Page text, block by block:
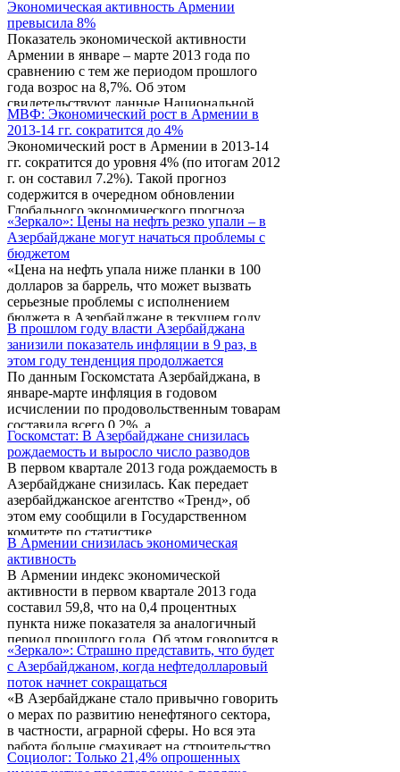
сообщили ИА REGNUM в пресс-службе
правительства Армении, Саркисян
представил данные об экономическом
развитии за первый квартал текущего года.
Экономическая активность Армении
превысила 8%
Показатель экономической активности
Армении в январе – марте 2013 года по
сравнению с тем же периодом прошлого
года возрос на 8,7%. Об этом
свидетельствуют данные Национальной
статистической службы Армении.
МВФ: Экономический рост в Армении в
2013-14 гг. сократится до 4%
Экономический рост в Армении в 2013-14
гг. сократится до уровня 4% (по итогам 2012
г. он составил 7.2%). Такой прогноз
содержится в очередном обновлении
Глобального экономического прогноза
МВФ. По мнению экспертов фонда,
произойдет это в результате сокращения
роста кредитования экономики и
продолжения фискальной консолидации. В
2013 и 2014 гг. рост экономики Армении
составит соответственно 4.3 и 4.1%,
считают эксперты МВФ. Прогноз по
среднегодовой инфляции на эти годы
составляет 4.2 и 4.0%. Дефицит ...
«Зеркало»: Цены на нефть резко упали – в
Азербайджане могут начаться проблемы с
бюджетом
«Цена на нефть упала ниже планки в 100
долларов за баррель, что может вызвать
серьезные проблемы с исполнением
бюджета в Азербайджане в текущем году.
Не стоит забывать, что бюджет страны
сверстан из расчета 100 долларов за
баррель. При этом падает и уровень добычи
нефти в стране», - пишет азербайджанская
газета «Зеркало».
В прошлом году власти Азербайджана
занизили показатель инфляции в 9 раз, в
этом году тенденция продолжается
По данным Госкомстата Азербайджана, в
январе-марте инфляция в годовом
исчислении по продовольственным товарам
составила всего 0,2%, а
непродовольственные товары подорожали
на 0,4%. В целом индекс роста
потребительских цен в Азербайджане
составил 1,2%. Однако, в независимом
Центре экономических исследований
Азербайджана сомневаются в официальных
данных по инфляции, которые в прошлом
году были занижены в 9 раз. Об этом
сообщает азербайджанское
информагентство «Туран».
Госкомстат: В Азербайджане снизилась
рождаемость и выросло число разводов
В первом квартале 2013 года рождаемость в
Азербайджане снизилась. Как передает
азербайджанское агентство «Тренд», об
этом ему сообщили в Государственном
комитете по статистике.
В Армении снизилась экономическая
активность
В Армении индекс экономической
активности в первом квартале 2013 года
составил 59,8, что на 0,4 процентных
пункта ниже показателя за аналогичный
период прошлого года. Об этом говорится в
квартальном докладе Центрального банка
Армении по индексам деловой активности
и деловой среды Армении.
«Зеркало»: Страшно представить, что будет
с Азербайджаном, когда нефтедолларовый
поток начнет сокращаться
«В Азербайджане стало привычно говорить
о мерах по развитию ненефтяного сектора,
в частности, аграрной сферы. Но вся эта
работа больше смахивает на строительство
“потемкинских деревень”, чем на реальное
Социолог: Только 21,4% опрошенных